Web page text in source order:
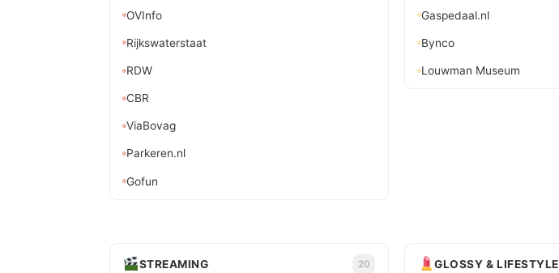
OVInfo
Rijkswaterstaat
RDW
CBR
ViaBovag
Parkeren.nl
Gofun
Gaspedaal.nl
Bynco
Louwman Museum
STREAMING 20 GLOSSY & LIFESTYLE